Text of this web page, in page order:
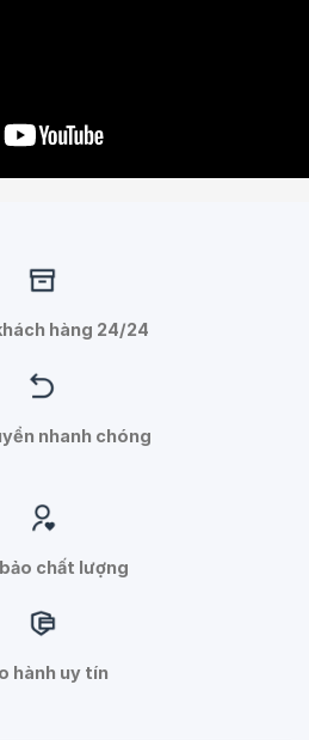
hàng 24/24
nhanh chóng
chất lượng
hành uy tín